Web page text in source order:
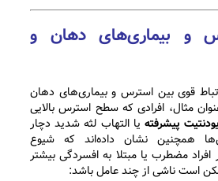
و بیماری‌های دهان و
قوی بین استرس و بیماری‌های دهان
مثال، افرادی که سطح استرس بالایی
پیشرفتهیا التهاب لثه شدید دچار
همچنین نشان داده‌اند که شیوع
مضطرب یا مبتلا به افسردگی بیشتر
است ناشی از چند عامل باشد: